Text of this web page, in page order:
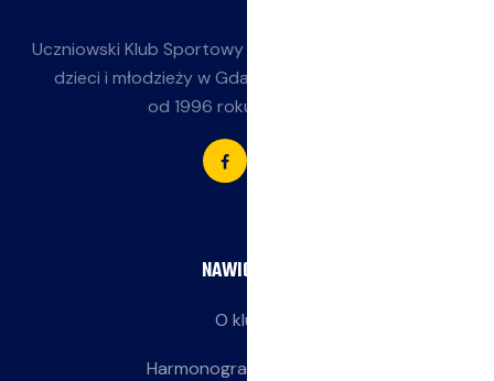
Uczniowski Klub Sportowy
dzieci i młodzieży w Gdańsku-Jasieniu. Działamy
od 1996 roku przy SP 85.
NAWIGACJA
O klubie
Harmonogram treningów